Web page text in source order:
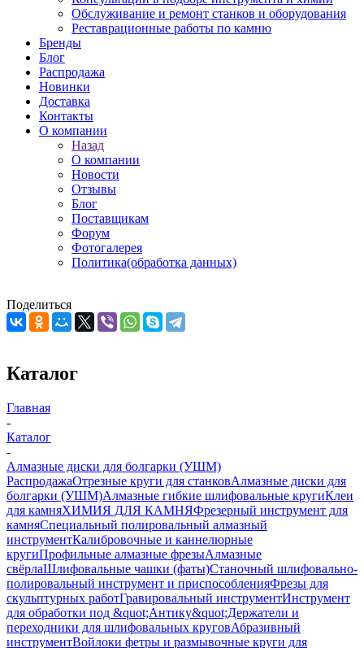
Обслуживание и ремонт станков и оборудования
Реставрационные работы по камню
Бренды
Блог
Распродажа
Новинки
Доставка
Контакты
О компании
Назад
О компании
Новости
Отзывы
Блог
Поставщикам
Форум
Фотогалерея
Политика(обработка данных)
Поделиться
Каталог
Главная
-
Каталог
-
Алмазные диски для болгарки (УШМ)
РаспродажаОтрезные круги для станковАлмазные диски для
болгарки (УШМ)Алмазные гибкие шлифовальные кругиКлеи
для камняХИМИЯ ДЛЯ КАМНЯФрезерный инструмент для
камняСпециальный полировальный алмазный
инструментКалибровочные и каннелюрные
кругиПрофильные алмазные фрезыАлмазные
свёрлаШлифовальные чашки (фаты)Станочный шлифовально-
полировальный инструмент и приспособленияФрезы для
скульптурных работГравировальный инструментИнструмент
для обработки под &quot;Антику&quot;Держатели и
переходники для шлифовальных круговАбразивный
инструментВойлоки фетры и размывочные круги для